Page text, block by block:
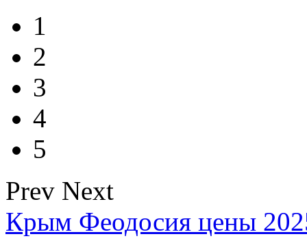
1
2
3
4
5
Prev Next
Крым Феодосия цены